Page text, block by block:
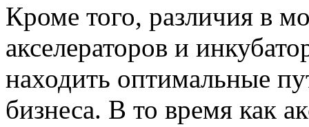
Кроме того, различия в
акселераторов и
находить оптимальные
бизнеса. В то время как